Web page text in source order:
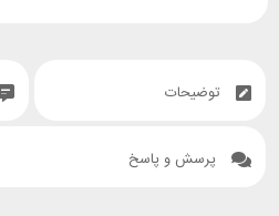
توضیحات
پرسش و پاسخ